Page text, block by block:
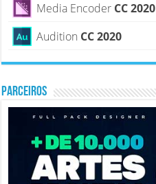
Media Encoder CC 2020
Audition CC 2020
PARCEIROS